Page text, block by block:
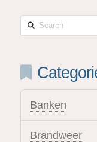
Search
Banken
Brandweer